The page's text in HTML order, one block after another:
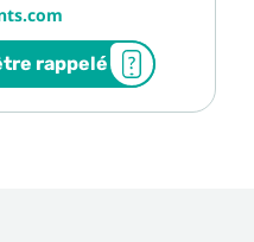
rappelé